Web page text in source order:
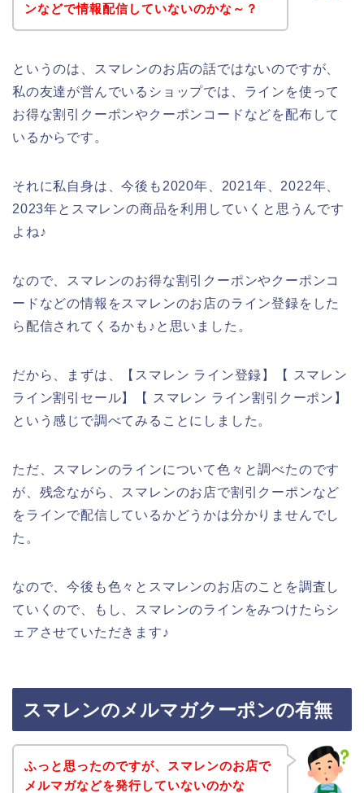
ンなどで情報配信していないのかな～？
というのは、スマレンのお店の話ではないのですが、
私の友達が営んでいるショップでは、ラインを使って
お得な割引クーポンやクーポンコードなどを配布して
いるからです。
それに私自身は、今後も2020年、2021年、2022年、
2023年とスマレンの商品を利用していくと思うんです
よね♪
なので、スマレンのお得な割引クーポンやクーポンコ
ードなどの情報をスマレンのお店のライン登録をした
ら配信されてくるかも♪と思いました。
だから、まずは、【スマレン ライン登録】【 スマレン
ライン割引セール】【 スマレン ライン割引クーポン】
という感じで調べてみることにしました。
ただ、スマレンのラインについて色々と調べたのです
が、残念ながら、スマレンのお店で割引クーポンなど
をラインで配信しているかどうかは分かりませんでし
た。
なので、今後も色々とスマレンのお店のことを調査し
ていくので、もし、スマレンのラインをみつけたらシ
ェアさせていただきます♪
スマレンのメルマガクーポンの有無
ふっと思ったのですが、スマレンのお店で
メルマガなどを発行していないのかな